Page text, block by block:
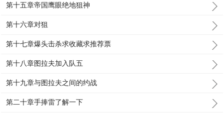
第十五章帝国鹰眼绝地狙神
第十六章对狙
第十七章爆头击杀求收藏求推荐票
第十八章图拉夫加入队五
第十九章与图拉夫之间的约战
第二十章手捧雷了解一下